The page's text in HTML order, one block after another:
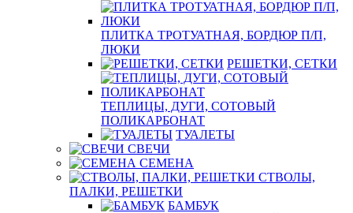
ПЛИТКА ТРОТУАТНАЯ, БОРДЮР П/П,
ЛЮКИ
РЕШЕТКИ, СЕТКИ
ТЕПЛИЦЫ, ДУГИ, СОТОВЫЙ
ПОЛИКАРБОНАТ
ТУАЛЕТЫ
СВЕЧИ
СЕМЕНА
СТВОЛЫ,
ПАЛКИ, РЕШЕТКИ
БАМБУК